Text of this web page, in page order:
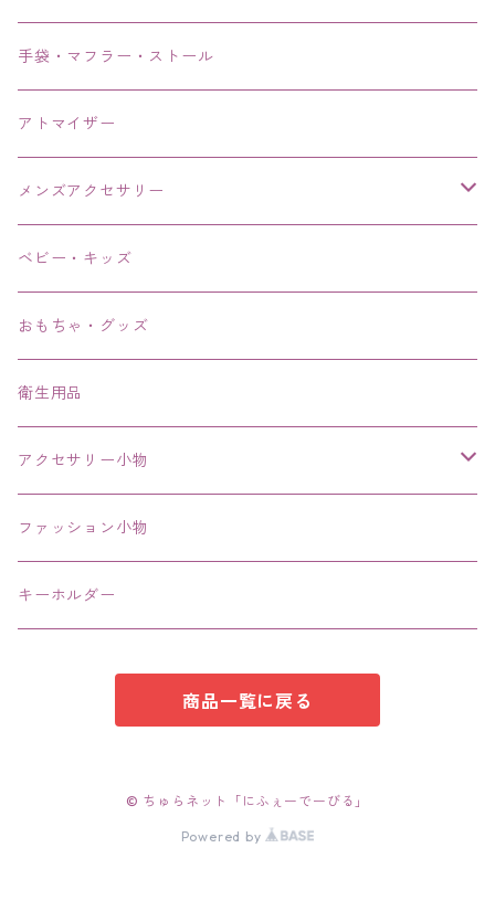
手袋・マフラー・ストール
アトマイザー
メンズアクセサリー
リング、指輪
ブレスレット、バングル、ブレス、腕輪
ネックレス、チョーカー
その他
ベビー・キッズ
おもちゃ・グッズ
衛生用品
アクセサリー小物
エコバッグ コンビニ
ファッション小物
キーホルダー
商品一覧に戻る
© ちゅらネット「にふぇーでーびる」
Powered by